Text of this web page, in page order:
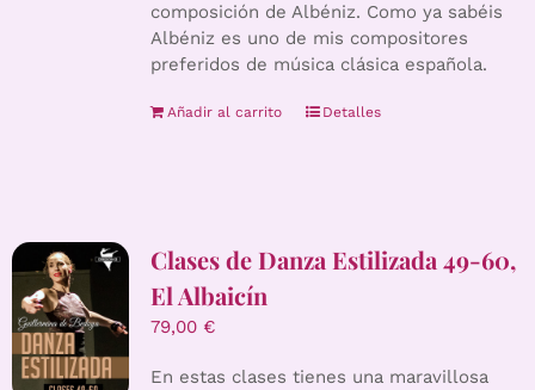
composición de Albéniz. Como ya sabéis
Albéniz es uno de mis compositores
preferidos de música clásica española.
Añadir al carrito Detalles
Clases de Danza Estilizada 49-60,
El Albaicín
79,00 €
En estas clases tienes una maravillosa